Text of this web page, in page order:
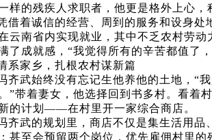
样的残疾人求职者，他更是格外上心
借着诚信的经营、周到的服务和设身
云南省内实现就业，其中不乏农村劳
了成就感，“我觉得所有的辛苦都值了
系家乡，扎根农村谋新篇
齐武始终没有忘记生他养他的土地，“
”带着妻女，他选择回到书多村。看着
的计划——在村里开一家综合商店。
齐武的规划里，商店不仅是集生活用
甚至会预留两个岗位，优先雇佣村里